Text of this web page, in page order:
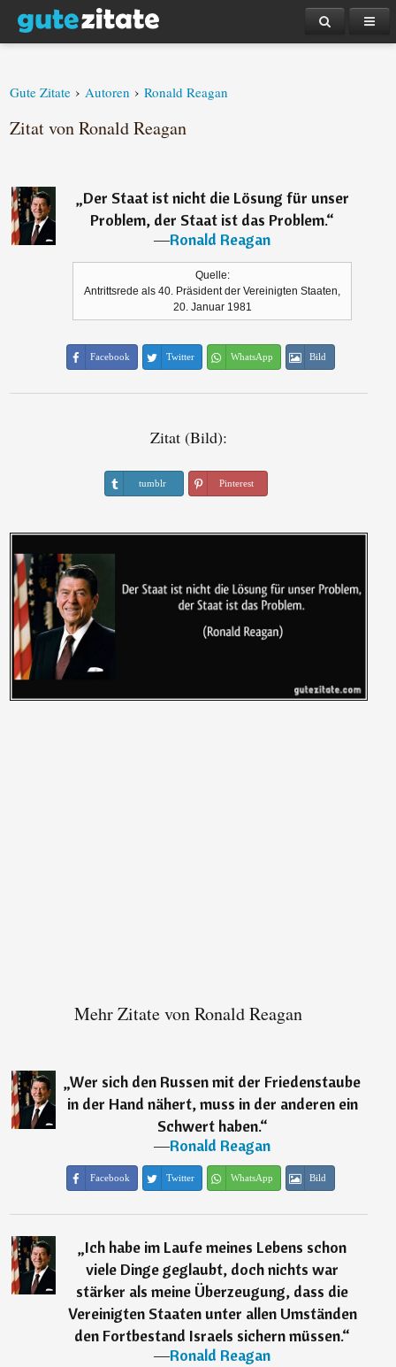
Gute Zitate › Autoren › Ronald Reagan
Zitat von Ronald Reagan
„Der Staat ist nicht die Lösung für unser
Problem, der Staat ist das Problem.“
―Ronald Reagan
Quelle:
Antrittsrede als 40. Präsident der Vereinigten Staaten,
20. Januar 1981
Facebook Twitter WhatsApp Bild
Zitat (Bild):
tumblr Pinterest
Mehr Zitate von Ronald Reagan
„Wer sich den Russen mit der Friedenstaube
in der Hand nähert, muss in der anderen ein
Schwert haben.“
―Ronald Reagan
Facebook Twitter WhatsApp Bild
„Ich habe im Laufe meines Lebens schon
viele Dinge geglaubt, doch nichts war
stärker als meine Überzeugung, dass die
Vereinigten Staaten unter allen Umständen
den Fortbestand Israels sichern müssen.“
―Ronald Reagan